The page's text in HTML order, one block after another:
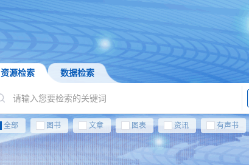
资源检索 数据检索
全部 图书 文章 图表 资讯 有声书